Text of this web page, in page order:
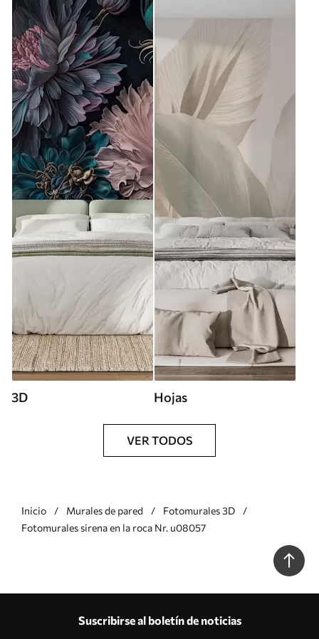
3D Hojas
VER TODOS
Inicio Murales de pared
Fotomurales 3D
Fotomurales sirena en la roca Nr. u08057
Suscribirse al boletín de noticias